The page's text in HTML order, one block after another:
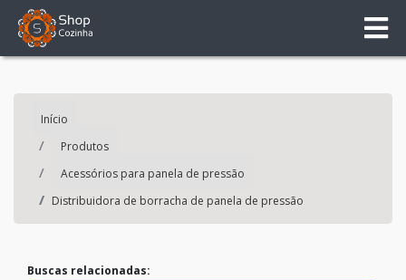
Início
Produtos
Acessórios para panela de pressão
Distribuidora de borracha de panela de pressão
Buscas relacionadas: